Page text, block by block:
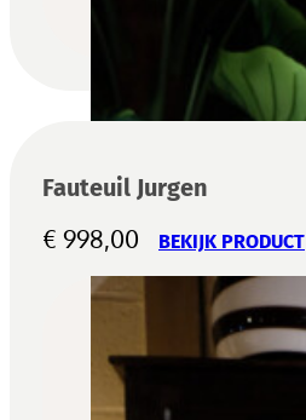
Fauteuil Jurgen
€ 998,00 BEKIJK PRODUCT